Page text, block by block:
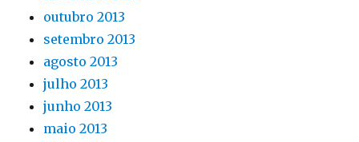
outubro 2013
setembro 2013
agosto 2013
julho 2013
junho 2013
maio 2013